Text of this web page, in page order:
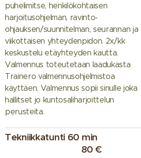
puhelimitse, henkilökohtaisen
harjoitusohjelman, ravinto-
ohjauksen/suunnitelman, seurannan ja
viikottaisen yhteydenpidon. 2x/kk
keskustelu etäyhteyden kautta.
Valmennus toteutetaan laadukasta
Trainero valmennusohjelmistoa
käyttäen. Valmennus sopii sinulle joka
hallitset jo kuntosaliharjoittelun
perusteita.
Tekniikkatunti 60 min
80 €